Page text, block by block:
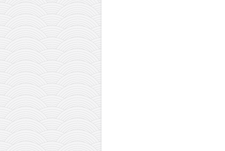
kalendar srpski
azbuki i knjige
Okinava karate
najnovije na blogu
moje beleške
istorija karatea
bubishi
karate
kihon